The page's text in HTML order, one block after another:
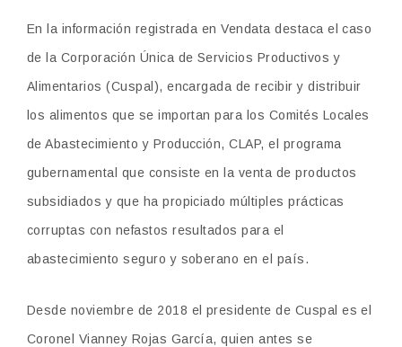
En la información registrada en Vendata destaca el caso
de la Corporación Única de Servicios Productivos y
Alimentarios (Cuspal), encargada de recibir y distribuir
los alimentos que se importan para los Comités Locales
de Abastecimiento y Producción, CLAP, el programa
gubernamental que consiste en la venta de productos
subsidiados y que ha propiciado múltiples prácticas
corruptas con nefastos resultados para el
abastecimiento seguro y soberano en el país.
Desde noviembre de 2018 el presidente de Cuspal es el
Coronel Vianney Rojas García, quien antes se